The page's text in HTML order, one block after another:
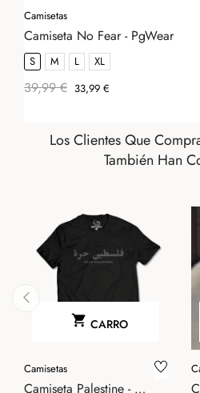
Camisetas
Camiseta No Fear - PgWear
S M L
XL
Precio
39,99 € Precio
33,99 €
Los Clientes Que
También Han
 CARRO
Camisetas
Camiseta Palestine - We